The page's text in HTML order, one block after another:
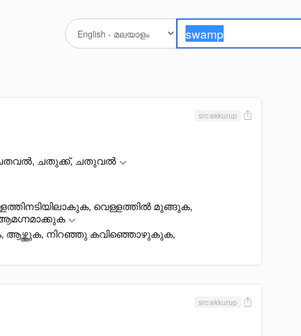
src:ekkurup
ചതവൽ, ചതുക്ക്, ചതുവൽ
വെള്ളത്തിൽ മുങ്ങുക,
ആഴ്ത്തുക, നിറഞ്ഞു കവിഞ്ഞൊഴുകുക,
src:ekkurup